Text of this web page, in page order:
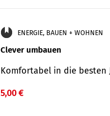
ENERGIE, BAUEN + WOHNEN
Clever umbauen
Komfortabel in die besten
5,00 €